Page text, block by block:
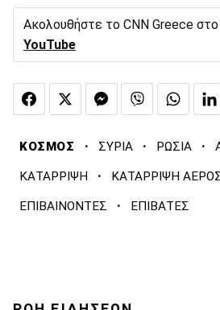
Ακολουθήστε το CNN Greece
YouTube
ΚΟΣΜΟΣ · ΣΥΡΙΑ · ΡΩΣΙΑ ·
ΚΑΤΑΡΡΙΨΗ · ΚΑΤΑΡΡΙΨΗ
ΕΠΙΒΑΙΝΟΝΤΕΣ · ΕΠΙΒΑΤΕΣ